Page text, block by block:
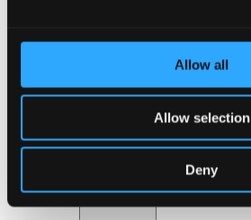
Allow all
Allow selection
Deny
Adresser og indgange
Kontakt
Omgivelser